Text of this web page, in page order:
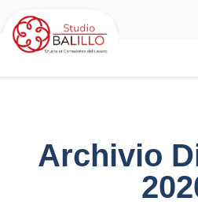
Archivio